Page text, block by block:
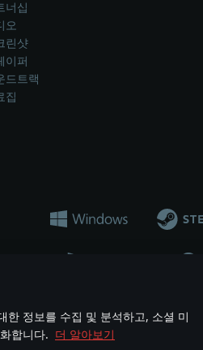
한 정보를 수집 및 분석하고, 소셜 미
합니다. 더 알아보기
너십
오
린샷
이퍼
드트랙
집
사하는 것은 무기 개발 업체나 장비 제
logos and brand names are the property
이용 약관